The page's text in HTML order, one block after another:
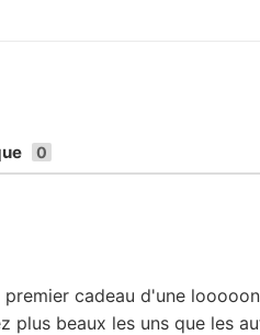
0
cadeau d'une
plus beaux les uns que les